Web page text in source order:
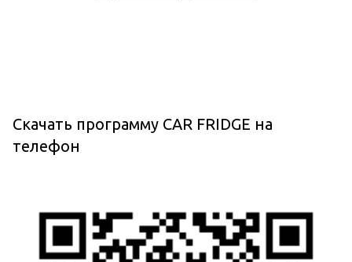
Скачать программу CAR FRIDGE на
телефон